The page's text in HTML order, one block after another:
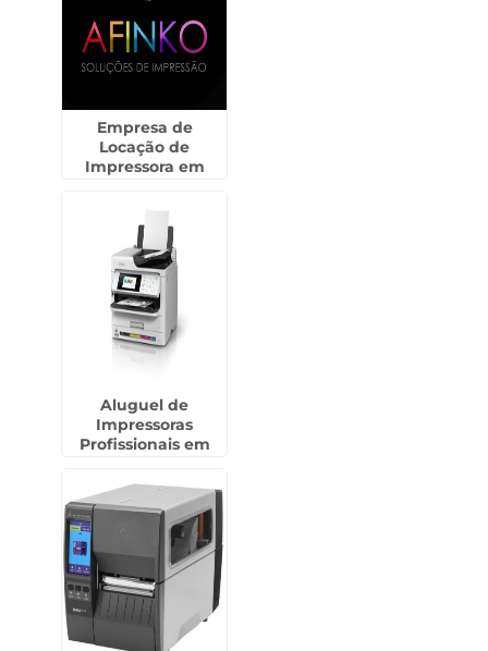
Empresa de
Locação de
Impressora em
Aluguel de
Impressoras
Profissionais em